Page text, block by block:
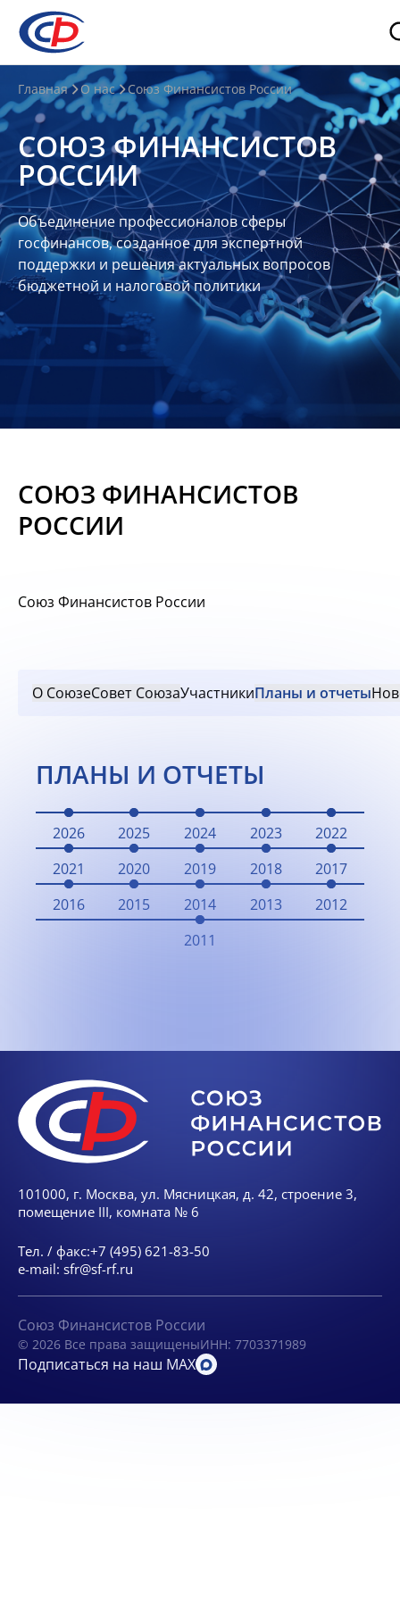
О
нас
О
СФР
Совет
Союза
Участники
Планы
отчеты
Контакты
Материалы
Главная О нас Союз Финансистов России
СОЮЗ ФИНАНСИСТОВ
РОССИИ
Объединение профессионалов сферы
госфинансов, созданное для экспертной
поддержки и решения актуальных вопросов
бюджетной и налоговой политики
СОЮЗ ФИНАНСИСТОВ
РОССИИ
Союз Финансистов России
О СоюзеСовет СоюзаУчастникиПланы и отчеты
ПЛАНЫ И ОТЧЕТЫ
2026 2025 2024 2023
2022
2021
2020 2019 2018
2017
2016
2015 2014 2013
2012
2011
101000, г. Москва, ул. Мясницкая, д. 42, строение 3,
помещение III, комната № 6
Тел. / факс:+7 (495) 621-83-50
e-mail: sfr@sf-rf.ru
Союз Финансистов России
© 2026 Все права защищеныИНН: 7703371989
Подписаться на наш MAX